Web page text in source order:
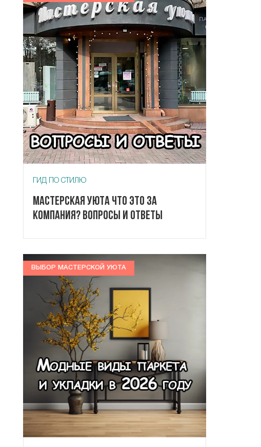
ГИД ПО СТИЛЮ
Мастерская Уюта что это за
компания? Вопросы и ответы
ВЫБОР МАСТЕРСКОЙ УЮТА